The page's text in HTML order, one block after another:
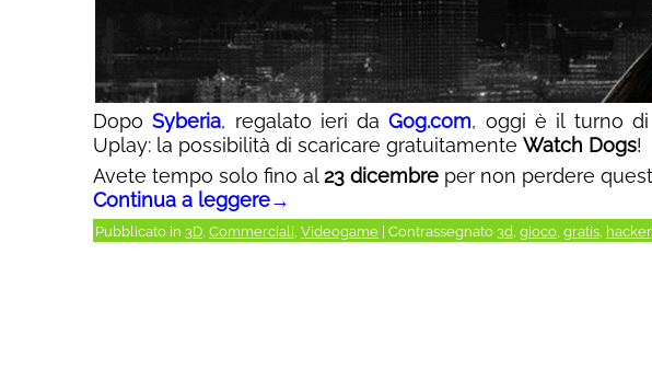
DopoSyberia, regalato ieri daGog.com, oggi è il turno di
Uplay: la possibilità di scaricare gratuitamente Watch Dogs!
Avete tempo solo fino al23 dicembre per non perdere
Continua a leggere→
Pubblicato in 3D, Commerciali, Videogame Contrassegnato 3d, gioco, gratis, hacker,